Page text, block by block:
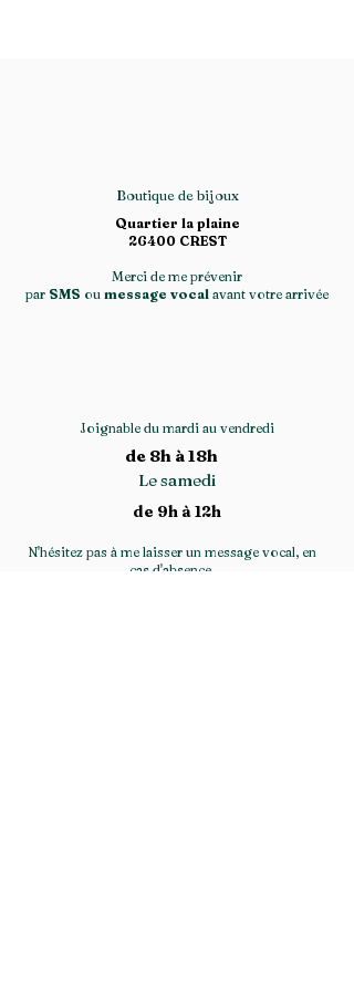
Boutique de bijoux
Quartier la plaine
26400 CREST
Merci de me prévenir
par SMS ou message vocal avant votre arrivée
Joignable du mardi au vendredi
de 8h à 18h
Le samedi
de 9h à 12h
N'hésitez pas à me laisser un message vocal, en
cas d'absence.